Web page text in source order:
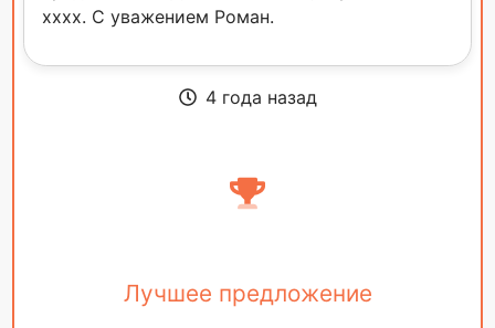
xxxx. С уважением Роман.
4 года назад
Лучшее предложение